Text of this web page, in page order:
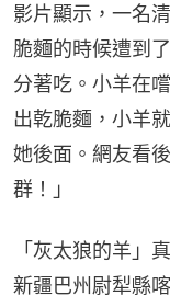
影片顯示，一名
脆麵的時候遭到
分著吃。小羊在
出乾脆麵，小羊
她後面。網友看
群！」
「灰太狼的羊」
新疆巴州尉犁縣